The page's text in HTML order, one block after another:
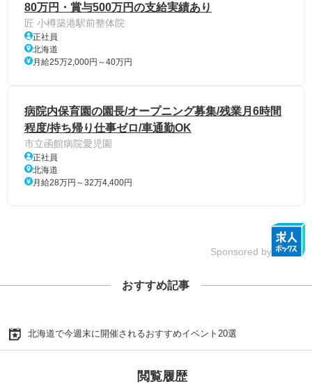
80万円・賞与500万円の支給実績あり
匠 小樽築港駅前整体院
正社員
北海道
月給25万2,000円～40万円
病院内保育園の園長/オープニング募集/残業月6時間
程度/持ち帰り仕事ゼロ/車通勤OK
市立函館病院愛児園
正社員
北海道
月給28万円～32万4,400円
Sponsored by
おすすめ記事
北海道で今週末に開催されるおすすめイベント20選
閲覧履歴